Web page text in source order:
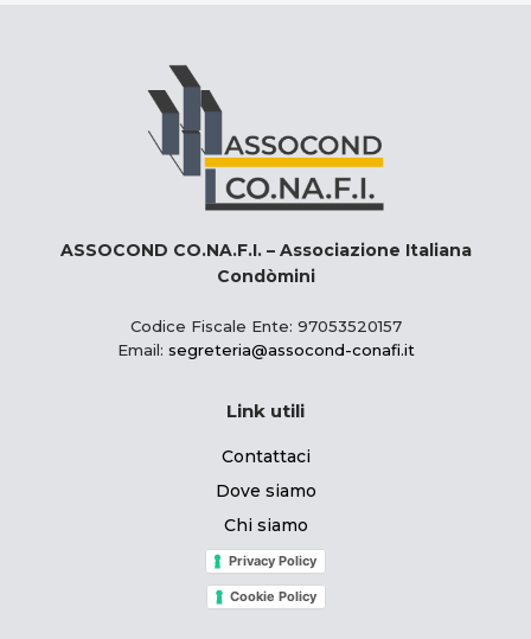
ASSOCOND CO.NA.F.I. – Associazione Italiana
Condòmini
Codice Fiscale Ente: 97053520157
Email: segreteria@assocond-conafi.it
Link utili
Contattaci
Dove siamo
Chi siamo
Privacy Policy
Cookie Policy